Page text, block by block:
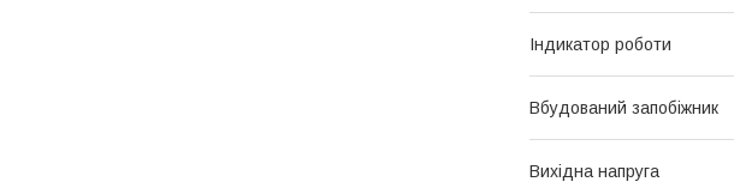
Індикатор роботи
Вбудований запобіжник
Вихідна напруга